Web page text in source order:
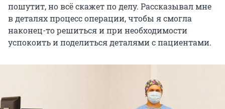
пошутит, но всё скажет по делу. Рассказывал мне
в деталях процесс операции, чтобы я смогла
наконец-то решиться и при необходимости
успокоить и поделиться деталями с пациентами.